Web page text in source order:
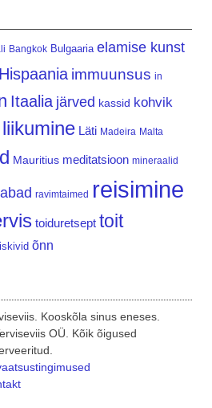
Bangkok Bulgaaria elamise kunst
Hispaania immuunsus in
Itaalia järved kassid kohvik
liikumine Läti Madeira Malta
Mauritius meditatsioon mineraalid
ravimtaimed reisimine
toiduretsept toit
õnn
Kooskõla sinus eneses.
OÜ. Kõik õigused